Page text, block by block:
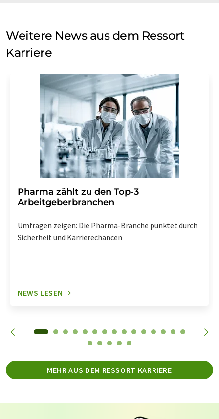
Weitere News aus dem Ressort
Karriere
Pharma zählt zu den Top-3
Arbeitgeberbranchen
Umfragen zeigen: Die Pharma-Branche punktet durch
Sicherheit und Karrierechancen
NEWS LESEN
MEHR AUS DEM RESSORT KARRIERE